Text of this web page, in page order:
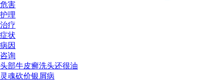
危害
护理
治疗
症状
病因
咨询
头部牛皮癣洗头还很油
灵魂砍价银屑病